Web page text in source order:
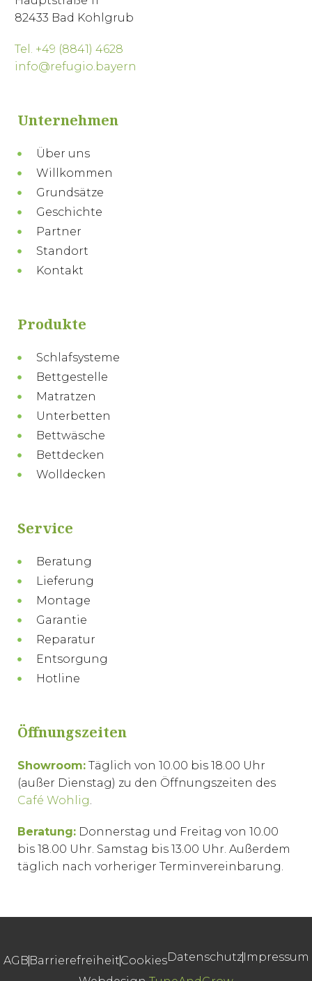
82433 Bad Kohlgrub
Tel. +49 (8841) 4628
info@refugio.bayern
Unternehmen
Über uns
Willkommen
Grundsätze
Geschichte
Partner
Standort
Kontakt
Produkte
Schlafsysteme
Bettgestelle
Matratzen
Unterbetten
Bettwäsche
Bettdecken
Wolldecken
Service
Beratung
Lieferung
Montage
Garantie
Reparatur
Entsorgung
Hotline
Öffnungszeiten
Showroom: Täglich von 10.00 bis 18.00 Uhr
(außer Dienstag) zu den Öffnungszeiten des
Café Wohlig.
Beratung: Donnerstag und Freitag von 10.00
bis 18.00 Uhr. Samstag bis 13.00 Uhr. Außerdem
täglich nach vorheriger Terminvereinbarung.
AGB BarrierefreiheitCookiesDatenschutzImpressum